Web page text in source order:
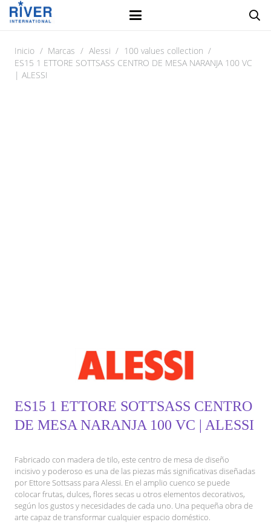
Inicio / Marcas / Alessi / 100 values collection /
ES15 1 ETTORE SOTTSASS CENTRO DE MESA NARANJA 100 VC
| ALESSI
ES15 1 ETTORE SOTTSASS CENTRO
DE MESA NARANJA 100 VC | ALESSI
Fabricado con madera de tilo, este centro de mesa de diseño
incisivo y poderoso es una de las piezas más significativas diseñadas
por Ettore Sottsass para Alessi. En el amplio cuenco se puede
colocar frutas, dulces, flores secas u otros elementos decorativos,
según los gustos y necesidades de cada uno. Una pequeña obra de
arte capaz de transformar cualquier espacio doméstico.